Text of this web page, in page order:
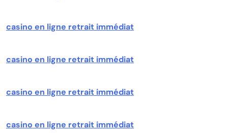
casino en ligne retrait immédiat
casino en ligne retrait immédiat
casino en ligne retrait immédiat
casino en ligne retrait immédiat